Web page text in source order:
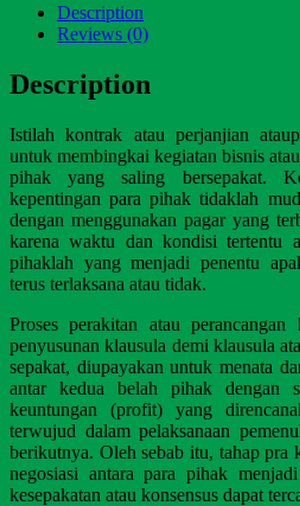
Description
Reviews (0)
Description
Istilah kontrak atau perjanjian
untuk membingkai kegiatan bisnis
pihak yang saling bersepakat.
kepentingan para pihak tidaklah
dengan menggunakan pagar yang
karena waktu dan kondisi tertentu
pihaklah yang menjadi penentu
terus terlaksana atau tidak.
Proses perakitan atau
penyusunan klausula demi klausula
sepakat, diupayakan untuk menata
antar kedua belah pihak dengan
keuntungan (profit) yang
terwujud dalam pelaksanaan
berikutnya. Oleh sebab itu, tahap pra
negosiasi antara para pihak
kesepakatan atau konsensus dapat